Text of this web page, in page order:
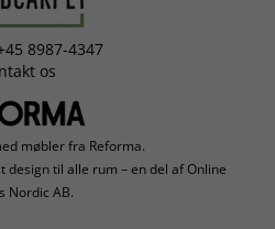
8987-4347
os
møbler fra Reforma.
til alle rum – en del af Online
Nordic AB.